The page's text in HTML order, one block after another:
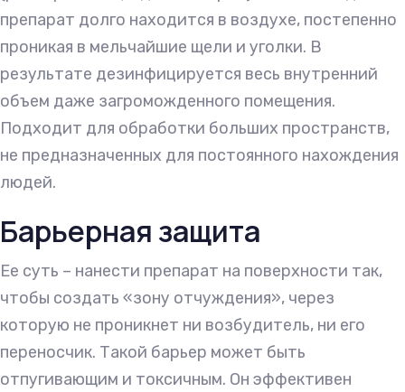
препарат долго находится в воздухе, постепенно
проникая в мельчайшие щели и уголки. В
результате дезинфицируется весь внутренний
объем даже загроможденного помещения.
Подходит для обработки больших пространств,
не предназначенных для постоянного нахождения
людей.
Барьерная защита
Ее суть – нанести препарат на поверхности так,
чтобы создать «зону отчуждения», через
которую не проникнет ни возбудитель, ни его
переносчик. Такой барьер может быть
отпугивающим и токсичным. Он эффективен